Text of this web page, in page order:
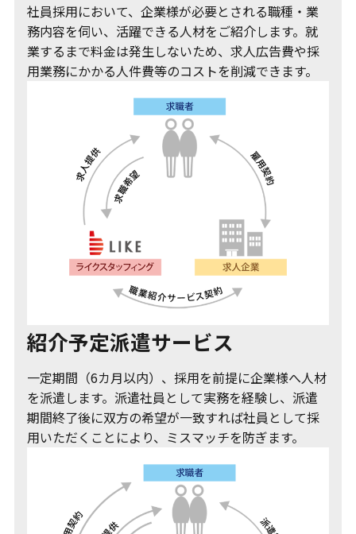
社員採用において、企業様が必要とされる職種・業
務内容を伺い、活躍できる人材をご紹介します。就
業するまで料金は発生しないため、求人広告費や採
用業務にかかる人件費等のコストを削減できます。
紹介予定派遣サービス
一定期間（6カ月以内）、採用を前提に企業様へ人材
を派遣します。派遣社員として実務を経験し、派遣
期間終了後に双方の希望が一致すれば社員として採
用いただくことにより、ミスマッチを防ぎます。